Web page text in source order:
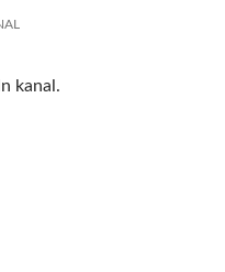
kanal.